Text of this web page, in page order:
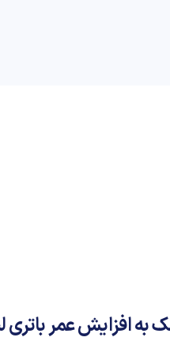
کمک به افزایش عمر